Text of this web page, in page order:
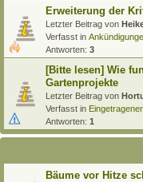
Erweiterung der
Letzter Beitrag von
Verfasst in
Antworten: 3
[Bitte lesen] Wie
Gartenprojekte
Letzter Beitrag von
Verfasst in
Antworten: 1
Bäume vor Hitze